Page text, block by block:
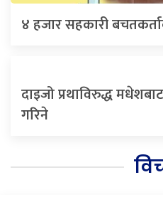
४ हजार सहकारी
दाइजो प्रथाविरुद्ध
गरिने